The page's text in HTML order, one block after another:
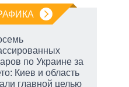
по Украине за
Киев и область
главной целью